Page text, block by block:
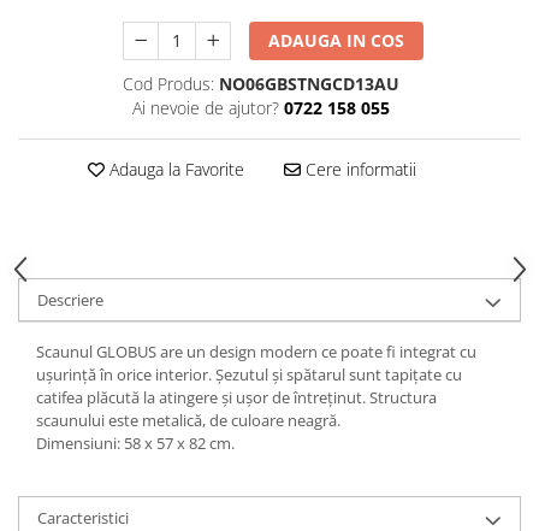
Accesorii decorative
Accesorii pentru servire
Home Office
Designers' Choice
ADAUGA IN COS
Cod Produs: NO06GBSTNGCD13AU
Ai nevoie de ajutor? 0722 158 055
Adauga la Favorite Cere informatii
Descriere
Scaunul GLOBUS are un design modern ce poate fi integrat cu
ușurință în orice interior. Șezutul și spătarul sunt tapițate cu
catifea plăcută la atingere și ușor de întreținut. Structura
scaunului este metalică, de culoare neagră.
Dimensiuni: 58 x 57 x 82 cm.
Caracteristici